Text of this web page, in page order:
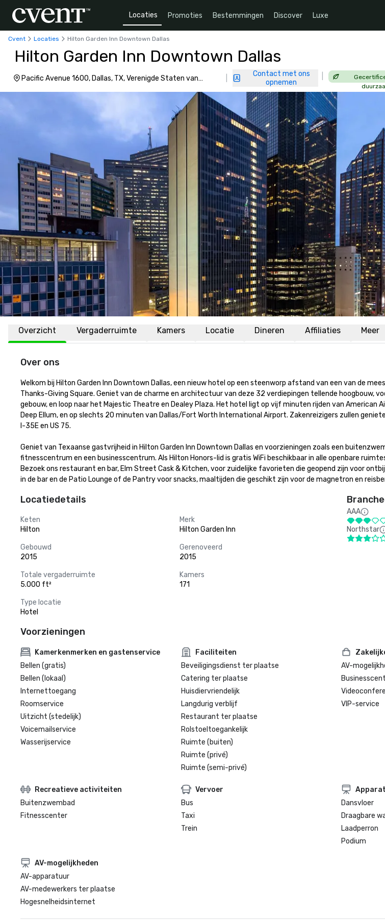
Locaties Promoties Bestemmingen Discover Luxe
Cvent Locaties Hilton Garden Inn Downtown Dallas
Hilton Garden Inn Downtown Dallas
Pacific Avenue 1600, Dallas, TX, Verenigde Staten van
Contact met ons
opnemen
Overzicht Vergaderruimte Kamers Locatie Dineren Affiliaties Meer
Over ons
Welkom bij Hilton Garden Inn Downtown Dallas, een nieuw hotel op een steenworp afstand van een van de
Thanks-Giving Square. Geniet van de charme en architectuur van deze 32 verdiepingen tellende hoogbouw,
gebouw, en loop naar het Majestic Theatre en Dealey Plaza. Het hotel ligt op vijf minuten rijden van American
Deep Ellum, en op slechts 20 minuten van Dallas/Fort Worth International Airport. Zakenreizigers zullen
I-35E en US 75.
Geniet van Texaanse gastvrijheid in Hilton Garden Inn Downtown Dallas en voorzieningen zoals een
fitnesscentrum en een businesscentrum. Als Hilton Honors-lid is gratis WiFi beschikbaar in alle openbare
Bezoek ons restaurant en bar, Elm Street Cask & Kitchen, voor zuidelijke favorieten die geopend zijn voor
in de bar en de Patio Lounge of de Pantry voor snacks, maaltijden die geschikt zijn voor de magnetron en
Locatiedetails
Keten
Hilton
Merk
Hilton Garden Inn
Gebouwd
2015
Gerenoveerd
2015
Totale vergaderruimte
5.000 ft²
Kamers
171
Type locatie
Hotel
AAA
Northstar
Voorzieningen
Kamerkenmerken en gastenservice
Bellen (gratis)
Bellen (lokaal)
Internettoegang
Roomservice
Uitzicht (stedelijk)
Voicemailservice
Wasserijservice
Faciliteiten
Beveiligingsdienst ter plaatse
Catering ter plaatse
Huisdiervriendelijk
Langdurig verblijf
Restaurant ter plaatse
Rolstoeltoegankelijk
Ruimte (buiten)
Ruimte (privé)
Ruimte (semi-privé)
AV-
VIP-service
Recreatieve activiteiten
Buitenzwembad
Fitnesscenter
Vervoer
Bus
Taxi
Trein
Dansvloer
Draagbare
Laadperron
Podium
AV-mogelijkheden
AV-apparatuur
AV-medewerkers ter plaatse
Hogesnelheidsinternet